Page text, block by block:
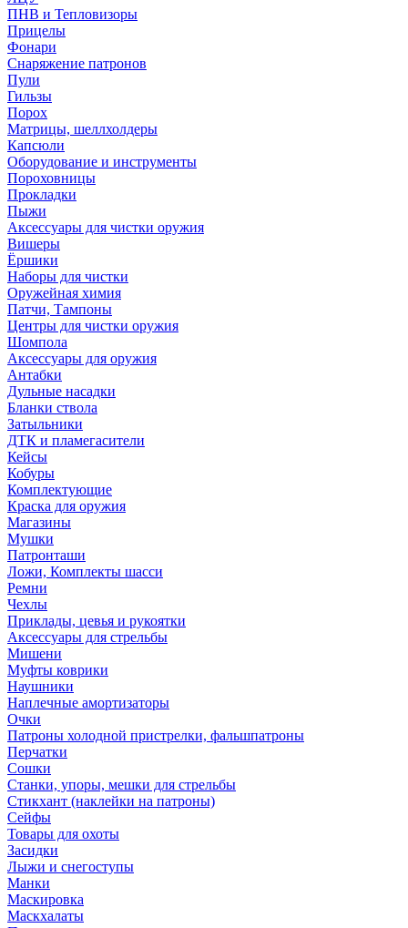
ПНВ и Тепловизоры
Прицелы
Фонари
Снаряжение патронов
Пули
Гильзы
Порох
Матрицы, шеллхолдеры
Капсюли
Оборудование и инструменты
Пороховницы
Прокладки
Пыжи
Аксессуары для чистки оружия
Вишеры
Ёршики
Наборы для чистки
Оружейная химия
Патчи, Тампоны
Центры для чистки оружия
Шомпола
Аксессуары для оружия
Антабки
Дульные насадки
Бланки ствола
Затыльники
ДТК и пламегасители
Кейсы
Кобуры
Комплектующие
Краска для оружия
Магазины
Мушки
Патронташи
Ложи, Комплекты шасси
Ремни
Чехлы
Приклады, цевья и рукоятки
Аксессуары для стрельбы
Мишени
Муфты коврики
Наушники
Наплечные амортизаторы
Очки
Патроны холодной пристрелки, фальшпатроны
Перчатки
Сошки
Станки, упоры, мешки для стрельбы
Стикхант (наклейки на патроны)
Сейфы
Товары для охоты
Засидки
Лыжи и снегоступы
Манки
Маскировка
Маскхалаты